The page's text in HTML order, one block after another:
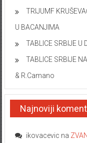
TRIJUMF
U BACANJIMA
TABLICE SRBIJE U
TABLICE SRBIJE
& R.Camano
Najnoviji
ikovacevic na